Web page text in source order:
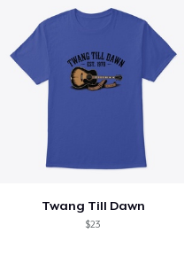
Twang Till Dawn
$23